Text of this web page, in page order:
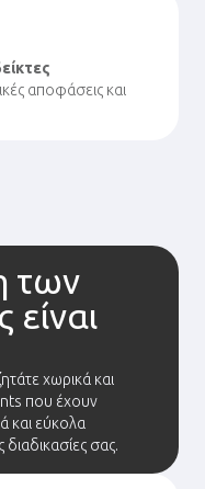
αποφάσεις και
των
χωρικά και
που έχουν
και εύκολα
σας.